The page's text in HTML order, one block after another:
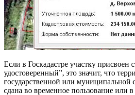
Если в Госкадастре участку присвоен
удостоверенный”, это значит, что
государственной или муниципальной
сдана во временное пользование или в